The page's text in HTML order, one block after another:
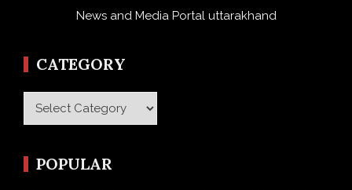
News and Media Portal uttarakhand
CATEGORY
Category
POPULAR